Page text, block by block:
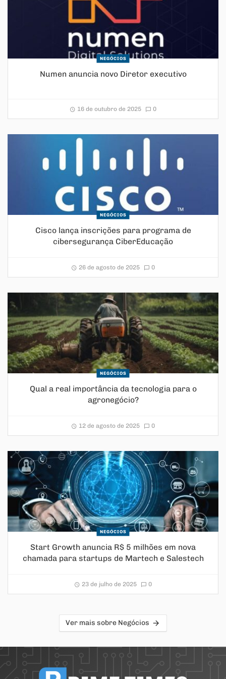
NEGÓCIOS
Numen anuncia novo Diretor executivo
16 de outubro de 2025 0
NEGÓCIOS
Cisco lança inscrições para programa de
cibersegurança CiberEducação
26 de agosto de 2025 0
NEGÓCIOS
Qual a real importância da tecnologia para o
agronegócio?
12 de agosto de 2025 0
NEGÓCIOS
Start Growth anuncia R$ 5 milhões em nova
chamada para startups de Martech e Salestech
23 de julho de 2025 0
Ver mais sobre Negócios